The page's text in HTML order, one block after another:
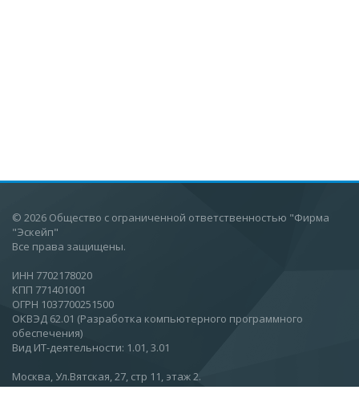
© 2026 Общество с ограниченной ответственностью "Фирма
"Эскейп"
Все права защищены.
ИНН 7702178020
КПП 771401001
ОГРН 1037700251500
ОКВЭД 62.01 (Разработка компьютерного программного
обеспечения)
Вид ИТ-деятельности: 1.01, 3.01
Москва, Ул.Вятская, 27, стр 11, этаж 2.